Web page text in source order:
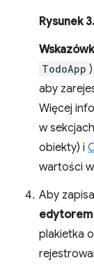
Rysunek 3.
TodoApp
aby
Więcej
w sekcjach
obiekty) i
wartości
Aby
plakietka